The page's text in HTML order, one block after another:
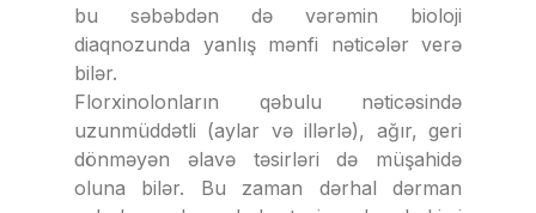
bu səbəbdən də vərəmin bioloji
diaqnozunda yanlış mənfi nəticələr verə
bilər.
Florxinolonların qəbulu nəticəsində
uzunmüddətli (aylar və illərlə), ağır, geri
dönməyən əlavə təsirləri də müşahidə
oluna bilər. Bu zaman dərhal dərman